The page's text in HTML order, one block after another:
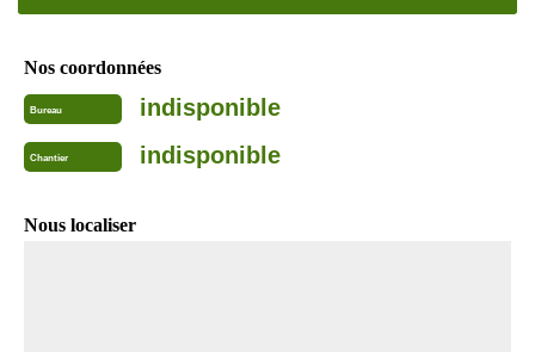
Nos coordonnées
Bureau indisponible
Chantier indisponible
Nous localiser